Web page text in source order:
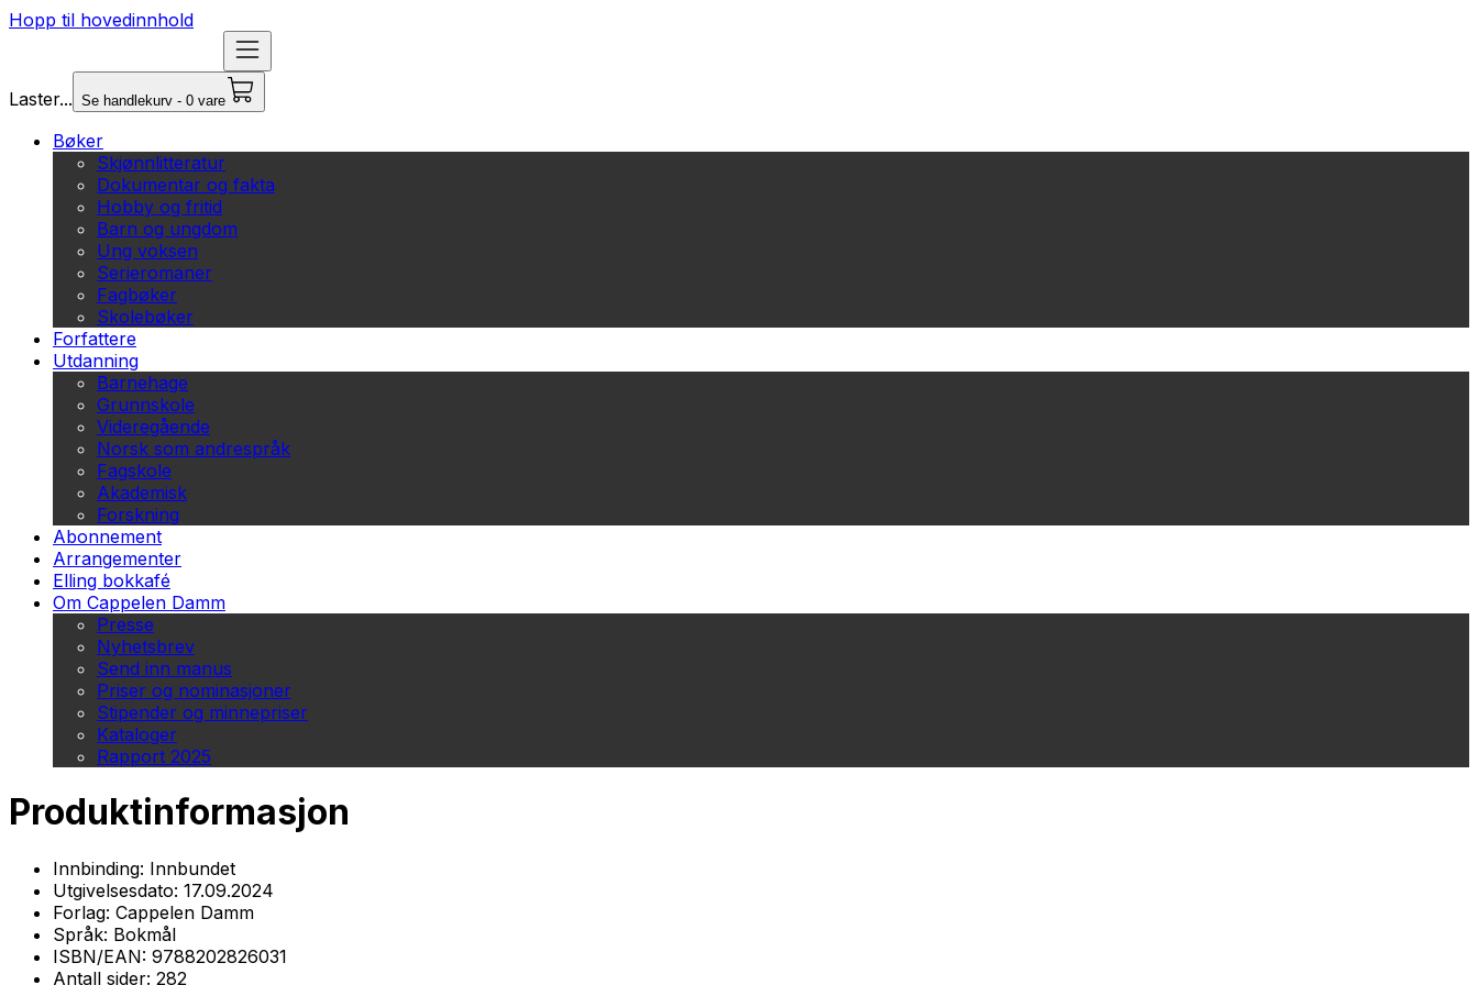
Hopp til hovedinnhold
Laster... Se handlekurv - 0 vare
Bøker
Skjønnlitteratur
Dokumentar og fakta
Hobby og fritid
Barn og ungdom
Ung voksen
Serieromaner
Fagbøker
Skolebøker
Forfattere
Utdanning
Barnehage
Grunnskole
Videregående
Norsk som andrespråk
Fagskole
Akademisk
Forskning
Abonnement
Arrangementer
Elling bokkafé
Om Cappelen Damm
Presse
Nyhetsbrev
Send inn manus
Priser og nominasjoner
Stipender og minnepriser
Kataloger
Rapport 2025
Produktinformasjon
Innbinding: Innbundet
Utgivelsesdato: 17.09.2024
Forlag: Cappelen Damm
Språk: Bokmål
ISBN/EAN: 9788202826031
Antall sider: 282